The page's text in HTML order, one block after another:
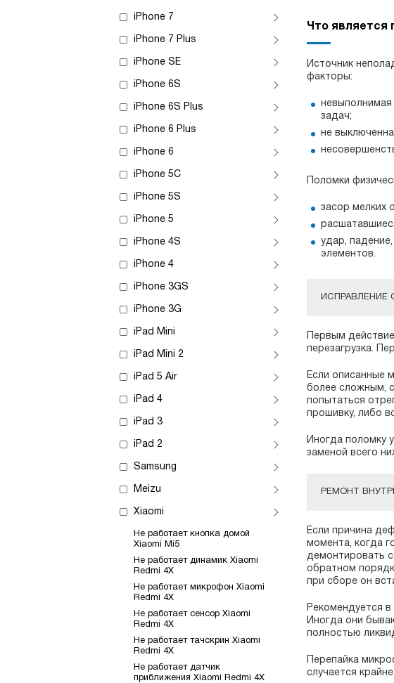
iPhone 7
iPhone 7 Plus
iPhone SE
iPhone 6S
iPhone 6S Plus
iPhone 6 Plus
iPhone 6
iPhone 5C
iPhone 5S
iPhone 5
iPhone 4S
iPhone 4
iPhone 3GS
iPhone 3G
iPad Mini
iPad Mini 2
iPad 5 Air
iPad 4
iPad 3
iPad 2
Samsung
Meizu
Xiaomi
Не работает кнопка домой
Xiaomi Mi5
Не работает динамик Xiaomi
Redmi 4X
Не работает микрофон Xiaomi
Redmi 4X
Не работает сенсор Xiaomi
Redmi 4X
Не работает тачскрин Xiaomi
Redmi 4X
Не работает датчик
приближения Xiaomi Redmi 4X
Что является
Источник
факторы:
невыполнимая
задач;
не
Поломки
засор мелких
удар,
элементов.
ИСПРАВЛЕНИЕ
Первым
перезагрузка.
Если описанные
более сложным,
попытаться
прошивку, либо
Иногда поломку
заменой всего
РЕМОНТ
Если причина
момента, когда
демонтировать
обратном
при сборе он
Рекомендуется
Иногда они
полностью
Перепайка
случается